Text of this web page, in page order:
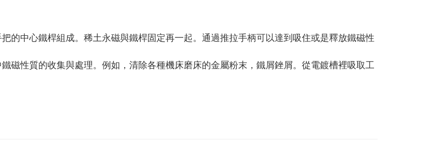
的中心鐵桿組成。稀土永磁與鐵桿固定再一起。通過推拉手柄可以達到吸住或是釋放鐵磁性
磁性質的收集與處理。 例如，清除各種機床磨床的金屬粉末，鐵屑銼屑。從電鍍槽裡吸取工